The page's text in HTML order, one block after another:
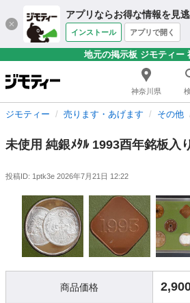
アプリならお得な情報を見逃
インストール アプリで開く
地元の掲示板 ジモティー
神奈川県
ジモティー 売ります・あげます その他
未使用 純銀ﾒﾀﾙ 1993酉年銘板入
投稿ID: 1ptk3e 2026年7月21日 12:22
商品価格